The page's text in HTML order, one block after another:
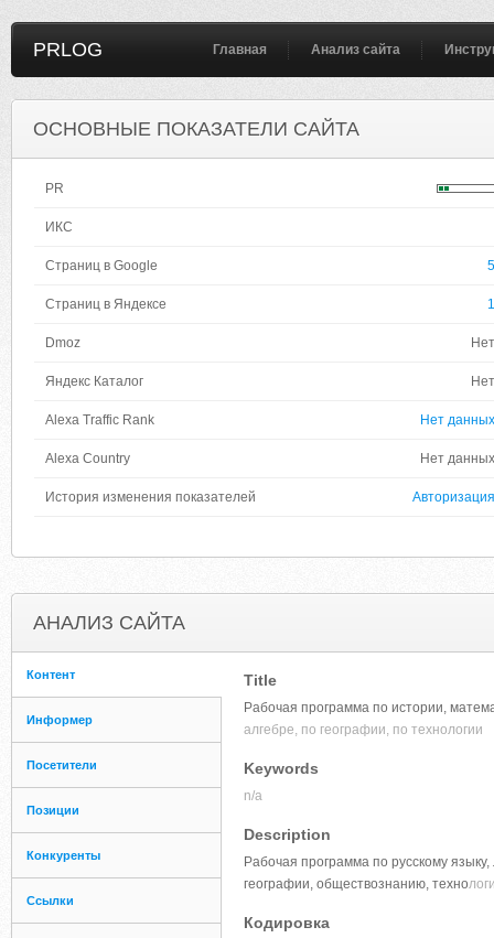
PRLOG Главная Анализ сайта
ОСНОВНЫЕ ПОКАЗАТЕЛИ САЙТА
PR
ИКС
Страниц в Google 5
Страниц в Яндексе 1
Dmoz Нет
Яндекс Каталог Нет
Alexa Traffic Rank Нет данных
Alexa Country Нет данных
История изменения показателей Авторизация
АНАЛИЗ САЙТА
Контент
Информер
Посетители
Позиции
Конкуренты
Ссылки
Title
Рабочая программа по истории,
алгебре, по географии, по технологии
Keywords
n/a
Description
Рабочая программа по русскому
географии, обществознанию, техно
Кодировка